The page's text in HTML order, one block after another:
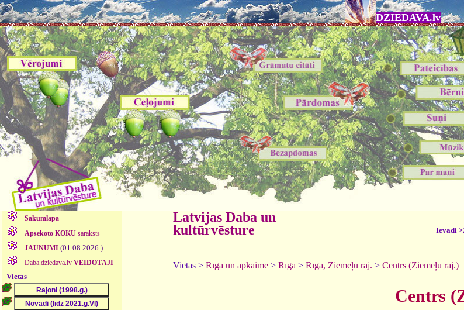
DZIEDAVA.lv
Sākumlapa
Apsekoto KOKUsaraksts
JAUNUMI (01.08.2026.)
Daba.dziedava.lv VEIDOTĀJI
Vietas
Latvijas Daba un
kultūrvēsture
Ievadi
Vietas > Rīga un apkaime > Rīga > Rīga, Ziemeļu raj. > Centrs (Ziemeļu raj.)
Centrs